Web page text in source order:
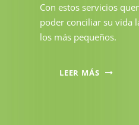
Con estos servicios
poder conciliar su vida
los más pequeños.
LEER MÁS